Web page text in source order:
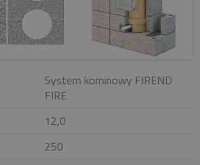
System kominowy FIREND
FIRE
12,0
250